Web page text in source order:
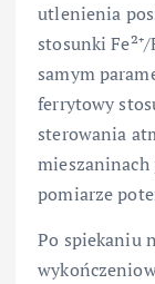
utlenienia
stosunki
samym
ferrytowy
sterowania
pomiarze
Po spiekaniu